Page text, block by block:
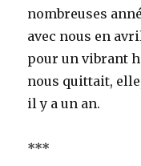
nombreuses
avec nous en
pour un vibrant
nous quittait,
il y a un an.
***